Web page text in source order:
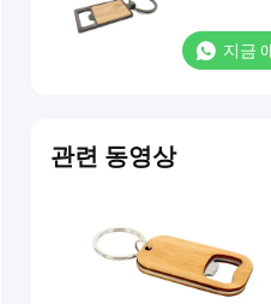
지금
관련 동영상